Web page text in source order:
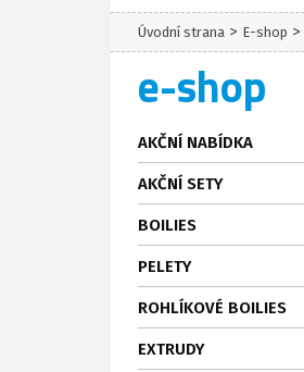
Úvodní strana > E-shop >
e-shop
AKČNÍ NABÍDKA
AKČNÍ SETY
BOILIES
PELETY
ROHLÍKOVÉ BOILIES
EXTRUDY